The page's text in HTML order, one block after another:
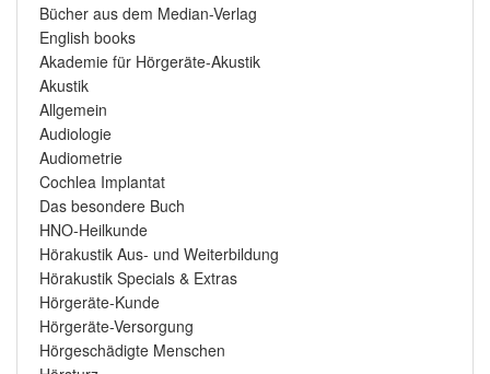
Bücher aus dem Median-Verlag
English books
Akademie für Hörgeräte-Akustik
Akustik
Allgemein
Audiologie
Audiometrie
Cochlea Implantat
Das besondere Buch
HNO-Heilkunde
Hörakustik Aus- und Weiterbildung
Hörakustik Specials & Extras
Hörgeräte-Kunde
Hörgeräte-Versorgung
Hörgeschädigte Menschen